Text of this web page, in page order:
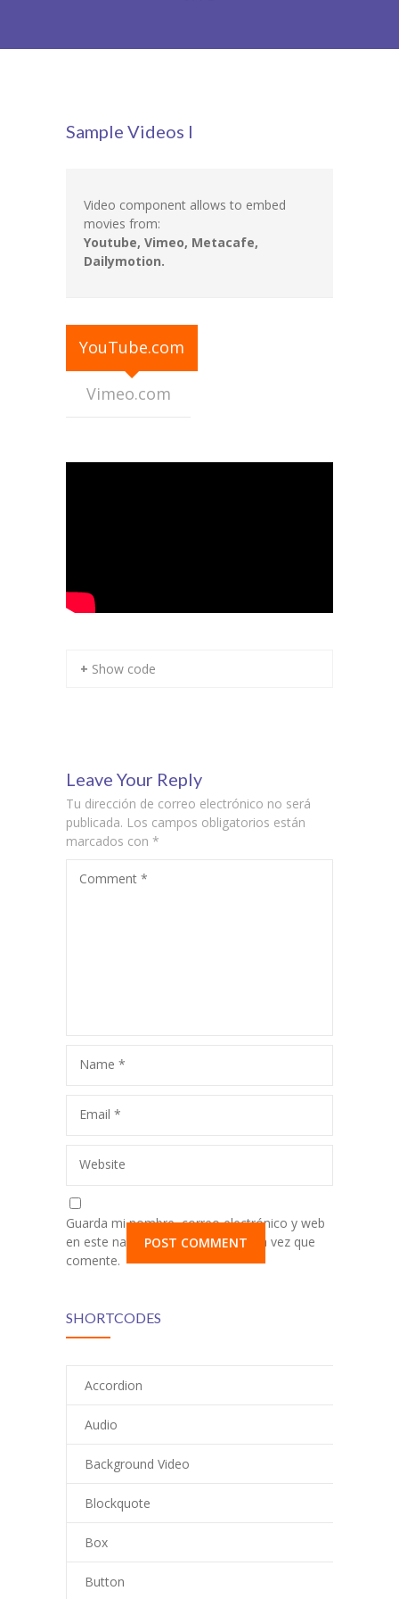
FAQs
Sample Videos I
Video component allows to embed
movies from:
Youtube, Vimeo, Metacafe,
Dailymotion.
YouTube.com
Vimeo.com
+ Show code
Leave Your Reply
Tu dirección de correo electrónico no será
publicada. Los campos obligatorios están
marcados con *
Comment *
Name *
Email *
Website
Guarda mi nombre, correo electrónico y web
en este navegador para la próxima vez que
comente.
SHORTCODES
Accordion
Audio
Background Video
Blockquote
Box
Button